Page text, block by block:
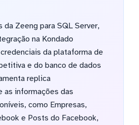
da Zeeng para SQL Server,
na Kondado
da plataforma de
e do banco de dados
replica
as informações das
como Empresas,
e Posts do Facebook,